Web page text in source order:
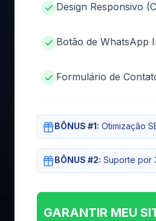
Design Responsivo
Botão de WhatsApp
Formulário de
BÔNUS #1: Otimização
BÔNUS #2: Suporte por
GARANTIR MEU